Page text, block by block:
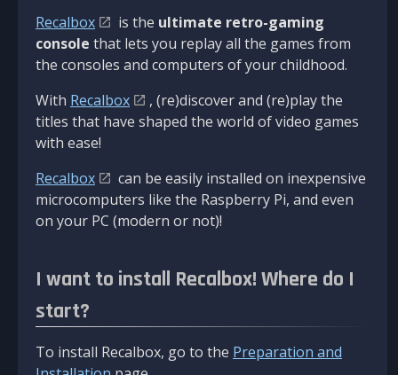
Recalbox is the ultimate retro-gaming
console that lets you replay all the games from
the consoles and computers of your childhood.
With Recalbox
, (re)discover and (re)play the
titles that have shaped the world of video games
with ease!
Recalbox
can be easily installed on inexpensive
microcomputers like the Raspberry Pi, and even
on your PC (modern or not)!
I want to install Recalbox! Where do I
start?
To install Recalbox, go to the Preparation and